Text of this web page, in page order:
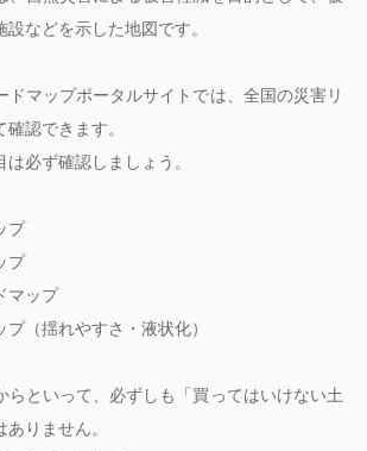
などを示した地図です。
ドマップポータルサイトでは、全国の災害リ
認できます。
必ず確認しましょう。
プ
プ
マップ
プ（揺れやすさ・液状化）
らといって、必ずしも「買ってはいけない土
りません。